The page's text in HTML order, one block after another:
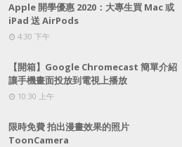
Apple 開學優惠 2020：大專生買 Mac 或
iPad 送 AirPods
4:30 下午
【開箱】Google Chromecast 簡單介紹
讓手機畫面投放到電視上播放
10:30 上午
限時免費 拍出漫畫效果的照片
ToonCamera